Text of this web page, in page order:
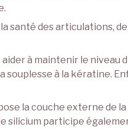
des articulations,
à maintenir le niveau
à la kératine.
la couche externe de
silicium participe